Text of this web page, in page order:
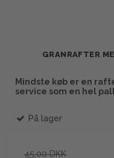
GRANRAFTER
Mindste køb er en
service som en hel
På lager
45,00 DKK